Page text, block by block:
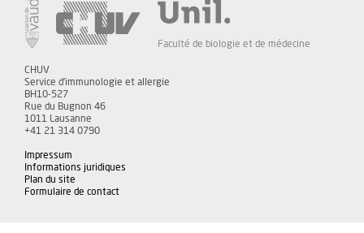
Faculté de biologie et de médecine
CHUV
Service d'immunologie et allergie
BH10-527
Rue du Bugnon 46
1011 Lausanne
+41 21 314 0790
Impressum
Informations juridiques
Plan du site
Formulaire de contact